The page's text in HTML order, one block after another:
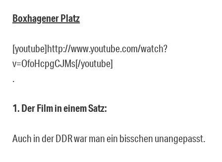
Boxhagener Platz
[youtube]http://www.youtube.com/watch?
v=OfoHcpgCJMs[/youtube]
.
1. Der Film in einem Satz:
Auch in der DDR war man ein bisschen unangepasst.